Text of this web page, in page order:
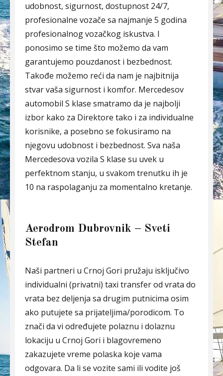
udobnost, sigurnost, dostupnost 24/7,
profesionalne vozače sa najmanje 5 godina
profesionalnog vozačkog iskustva. I
ponosimo se time što možemo da vam
garantujemo pouzdanost i bezbednost.
Takođe možemo reći da nam je najbitnija
stvar vaša sigurnost i komfor. Mercedesov
automobil S klase smatramo da je najbolji
izbor kako za Direktore tako i za individualne
korisnike, a posebno se fokusiramo na
njegovu udobnost i bezbednost. Sva naša
Mercedesova vozila S klase su uvek u
perfektnom stanju, u svakom trenutku ih je
10 na raspolaganju za momentalno kretanje.
Aerodrom Dubrovnik – Sveti
Stefan
Naši partneri u Crnoj Gori pružaju isključivo
individualni (privatni) taxi transfer od vrata do
vrata bez deljenja sa drugim putnicima osim
ako putujete sa prijateljima/porodicom. To
znači da vi određujete polaznu i dolaznu
lokaciju u Crnoj Gori i blagovremeno
zakazujete vreme polaska koje vama
odgovara. Da li se vozite sami ili vodite još